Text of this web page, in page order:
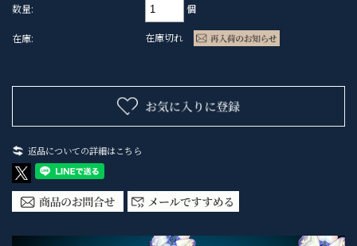
数量: 個
在庫: 在庫切れ
返品についての詳細はこちら